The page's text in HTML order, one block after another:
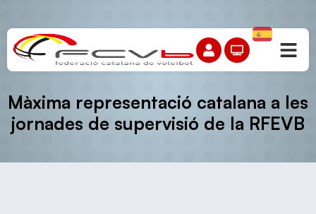
Màxima representació catalana a les
jornades de supervisió de la RFEVB